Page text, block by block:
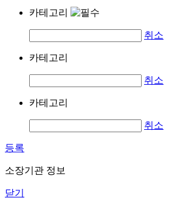
카테고리
취소
카테고리
취소
카테고리
취소
등록
소장기관 정보
닫기